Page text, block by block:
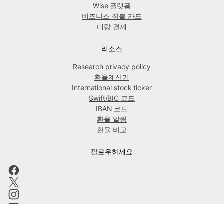
Wise 플랫폼
비즈니스 직불 카드
대량 결제
리소스
Research privacy policy
환율계산기
International stock ticker
Swift/BIC 코드
IBAN 코드
환율 알림
환율 비교
팔로우하세요